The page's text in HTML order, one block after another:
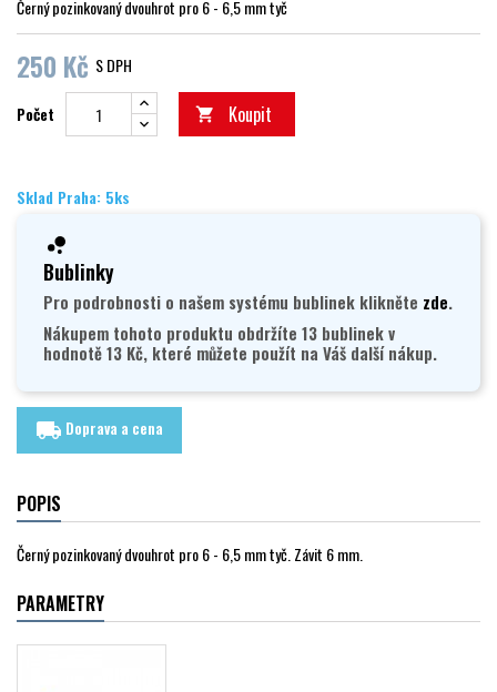
Černý pozinkovaný dvouhrot pro 6 - 6,5 mm tyč
250 Kč S DPH
Počet  Koupit
Sklad Praha: 5ks
Bublinky
Pro podrobnosti o našem systému bublinek klikněte zde.
Nákupem tohoto produktu obdržíte 13 bublinek v
hodnotě 13 Kč, které můžete použít na Váš další nákup.
local_shipping Doprava a cena
POPIS
Černý pozinkovaný dvouhrot pro 6 - 6,5 mm tyč. Závit 6 mm.
PARAMETRY